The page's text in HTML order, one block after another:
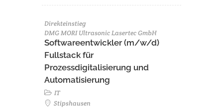
Direkteinstieg
DMG MORI Ultrasonic Lasertec GmbH
Softwareentwickler (m/w/d)
Fullstack für
Prozessdigitalisierung und
Automatisierung
IT
Stipshausen